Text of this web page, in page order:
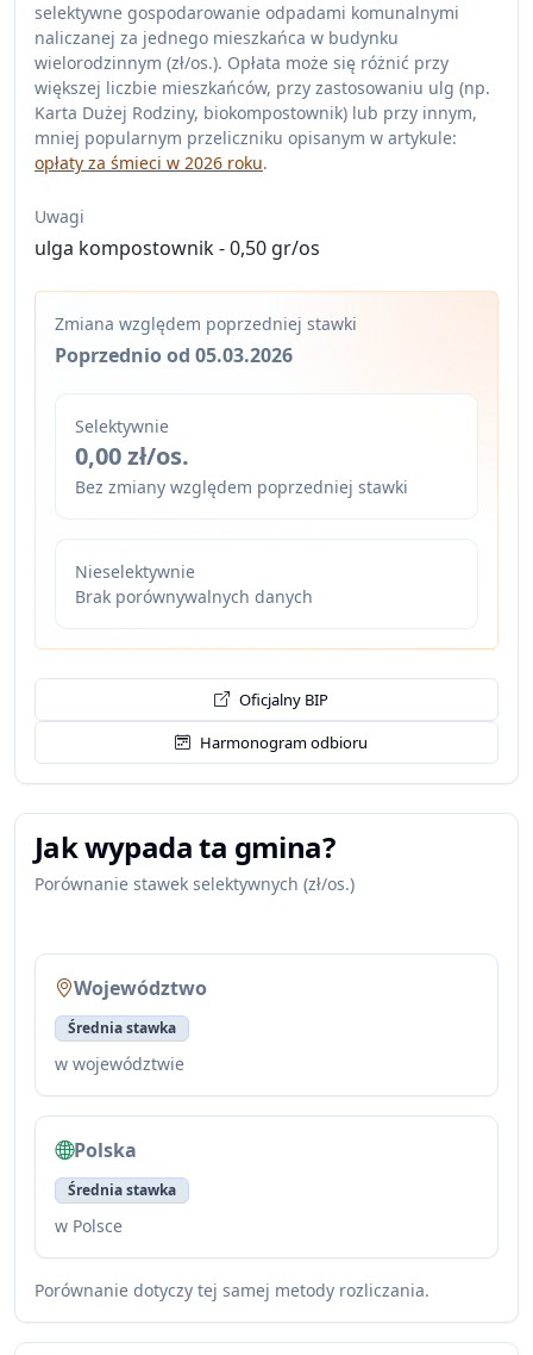
selektywne gospodarowanie odpadami komunalnymi
naliczanej za jednego mieszkańca w budynku
wielorodzinnym (zł/os.). Opłata może się różnić przy
większej liczbie mieszkańców, przy zastosowaniu ulg (np.
Karta Dużej Rodziny, biokompostownik) lub przy innym,
mniej popularnym przeliczniku opisanym w artykule:
opłaty za śmieci w 2026 roku.
Uwagi
ulga kompostownik - 0,50 gr/os
Zmiana względem poprzedniej stawki
Poprzednio od 05.03.2026
Selektywnie
0,00 zł/os.
Bez zmiany względem poprzedniej stawki
Nieselektywnie
Brak porównywalnych danych
Oficjalny BIP
Harmonogram odbioru
Jak wypada ta gmina?
Porównanie stawek selektywnych (zł/os.)
Województwo
Średnia stawka
w województwie
Polska
Średnia stawka
w Polsce
Porównanie dotyczy tej samej metody rozliczania.